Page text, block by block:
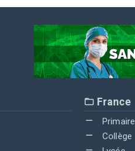
France
Primaire
Collège